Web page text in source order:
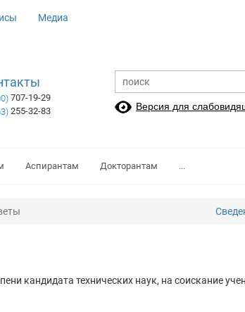
Медиа
707-19-29
255-32-83 Версия для
Аспирантам Докторантам ...
кандидата технических наук, на соискание